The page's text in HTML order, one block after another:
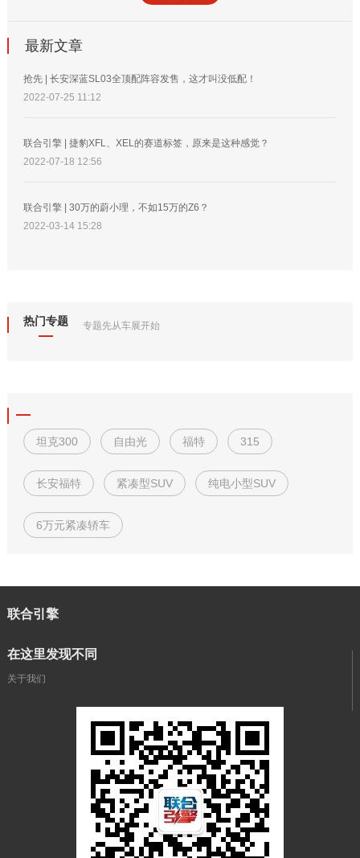
最新文章
抢先 | 长安深蓝SL03全顶配阵容发售，这才叫没低配！
2022-07-25 11:12
联合引擎 | 捷豹XFL、XEL的赛道标签，原来是这种感觉？
2022-07-18 12:56
联合引擎 | 30万的蔚小理，不如15万的Z6？
2022-03-14 15:28
热门专题 专题先从车展开始
坦克300 自由光 福特 315
长安福特 紧凑型SUV 纯电小型SUV
6万元紧凑轿车
联合引擎
在这里发现不同
关于我们